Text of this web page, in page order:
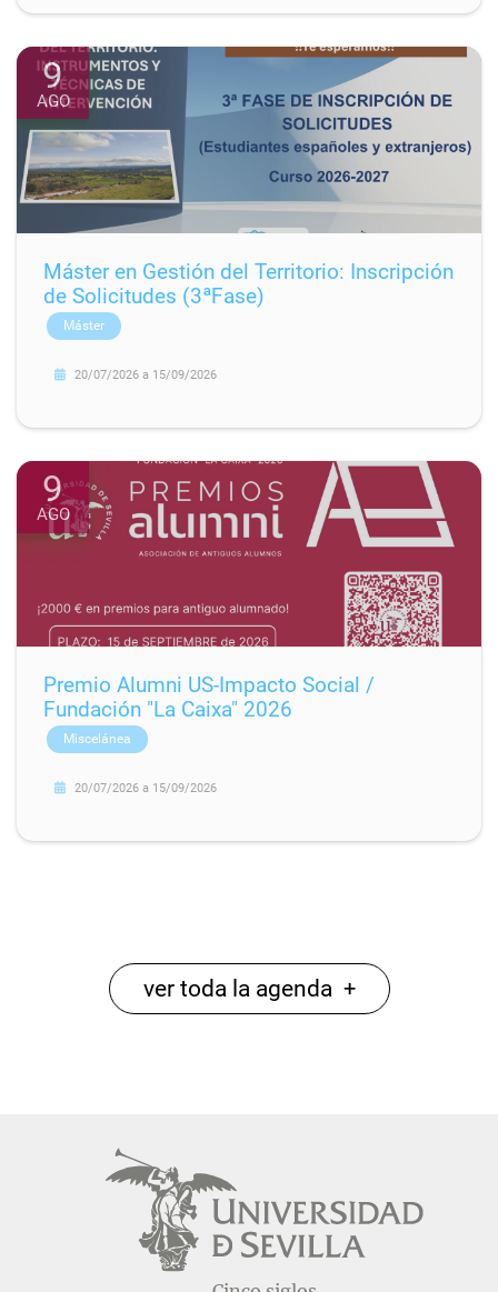
9
AGO
Máster en Gestión del Territorio: Inscripción
de Solicitudes (3ªFase)
Máster
20/07/2026 a 15/09/2026
9
AGO
Premio Alumni US-Impacto Social /
Fundación "La Caixa" 2026
Miscelánea
20/07/2026 a 15/09/2026
ver toda la agenda +